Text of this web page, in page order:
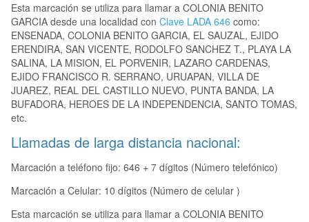
Esta marcación se utiliza para llamar a COLONIA BENITO
GARCIA desde una localidad con Clave LADA 646 como:
ENSENADA, COLONIA BENITO GARCIA, EL SAUZAL, EJIDO
ERENDIRA, SAN VICENTE, RODOLFO SANCHEZ T., PLAYA LA
SALINA, LA MISION, EL PORVENIR, LAZARO CARDENAS,
EJIDO FRANCISCO R. SERRANO, URUAPAN, VILLA DE
JUAREZ, REAL DEL CASTILLO NUEVO, PUNTA BANDA, LA
BUFADORA, HEROES DE LA INDEPENDENCIA, SANTO TOMAS,
etc.
Llamadas de larga distancia nacional:
Marcación a teléfono fijo: 646 + 7 dígitos (Número telefónico)
Marcación a Celular: 10 dígitos (Número de celular )
Esta marcación se utiliza para llamar a COLONIA BENITO